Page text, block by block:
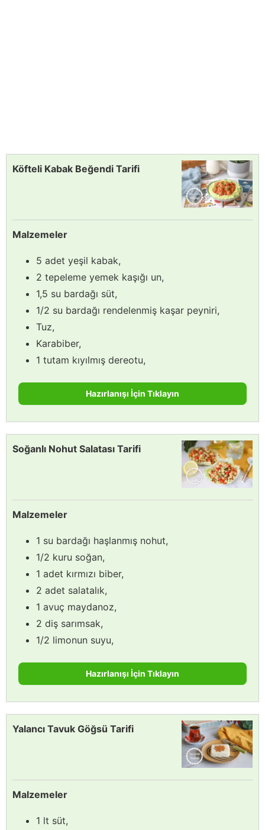
Köfteli Kabak Beğendi Tarifi
Malzemeler
5 adet yeşil kabak,
2 tepeleme yemek kaşığı un,
1,5 su bardağı süt,
1/2 su bardağı rendelenmiş kaşar peyniri,
Tuz,
Karabiber,
1 tutam kıyılmış dereotu,
Hazırlanışı İçin Tıklayın
Soğanlı Nohut Salatası Tarifi
Malzemeler
1 su bardağı haşlanmış nohut,
1/2 kuru soğan,
1 adet kırmızı biber,
2 adet salatalık,
1 avuç maydanoz,
2 diş sarımsak,
1/2 limonun suyu,
Hazırlanışı İçin Tıklayın
Yalancı Tavuk Göğsü Tarifi
Malzemeler
1 lt süt,